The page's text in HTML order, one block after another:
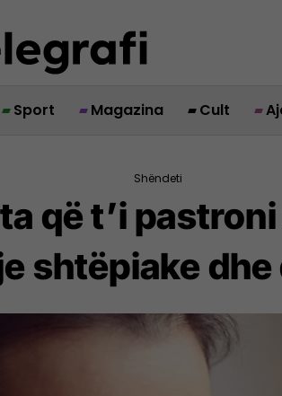
Sport Magazina Cult
Shëndeti
që t’i
shtëpiake